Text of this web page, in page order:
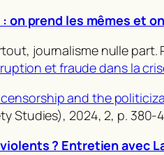
on prend les mêmes et
journalisme nulle
et fraude dans la
and the
Studies), 2024, 2, p. 380-
? Entretien avec